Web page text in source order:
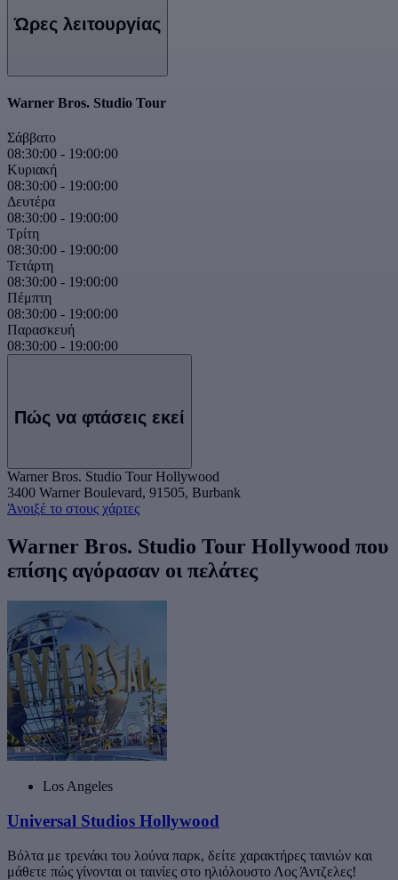
Ώρες λειτουργίας
Warner Bros. Studio Tour
Σάββατο
08:30:00 - 19:00:00
Κυριακή
08:30:00 - 19:00:00
Δευτέρα
08:30:00 - 19:00:00
Τρίτη
08:30:00 - 19:00:00
Τετάρτη
08:30:00 - 19:00:00
Πέμπτη
08:30:00 - 19:00:00
Παρασκευή
08:30:00 - 19:00:00
Πώς να φτάσεις εκεί
Warner Bros. Studio Tour Hollywood
3400 Warner Boulevard, 91505, Burbank
Άνοιξέ το στους χάρτες
Warner Bros. Studio Tour Hollywood που
επίσης αγόρασαν οι πελάτες
Los Angeles
Universal Studios Hollywood
Βόλτα με τρενάκι του λούνα παρκ, δείτε χαρακτήρες ταινιών και
μάθετε πώς γίνονται οι ταινίες στο ηλιόλουστο Λος Άντζελες!